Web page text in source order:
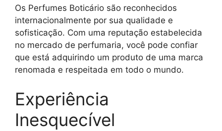
Os Perfumes Boticário são reconhecidos
internacionalmente por sua qualidade e
sofisticação. Com uma reputação estabelecida
no mercado de perfumaria, você pode confiar
que está adquirindo um produto de uma marca
renomada e respeitada em todo o mundo.
Experiência
Inesquecível